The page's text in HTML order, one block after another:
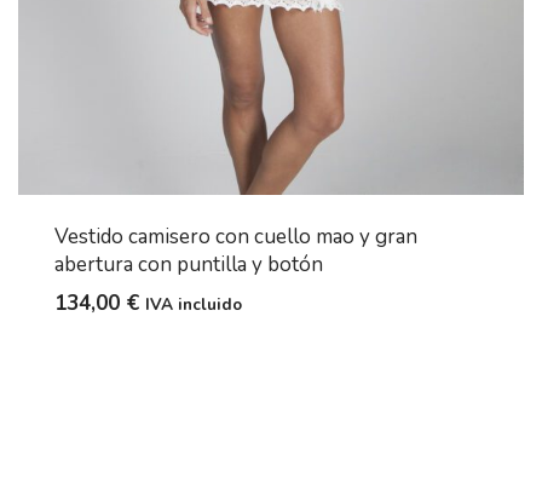
Vestido camisero con cuello mao y gran
abertura con puntilla y botón
134,00 € IVA incluido